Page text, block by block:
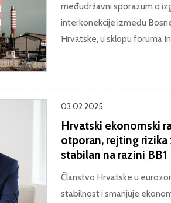
međudržavni sporazum o
interkonekcije između
Hrvatske, u sklopu foruma
03.02.2025.
Hrvatski ekonomski
otporan, rejting
stabilan na razini BB1
Članstvo Hrvatske u
stabilnost i smanjuje